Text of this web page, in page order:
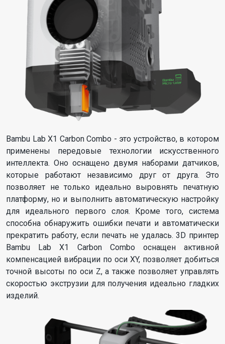
Bambu Lab X1 Carbon Combo - это устройство, в котором
применены передовые технологии искусственного
интеллекта. Оно оснащено двумя наборами датчиков,
которые работают независимо друг от друга. Это
позволяет не только идеально выровнять печатную
платформу, но и выполнить автоматическую настройку
для идеального первого слоя. Кроме того, система
способна обнаружить ошибки печати и автоматически
прекратить работу, если печать не удалась. 3D принтер
Bambu Lab X1 Carbon Combo оснащен активной
компенсацией вибрации по оси XY, позволяет добиться
точной высоты по оси Z, а также позволяет управлять
скоростью экструзии для получения идеально гладких
изделий.